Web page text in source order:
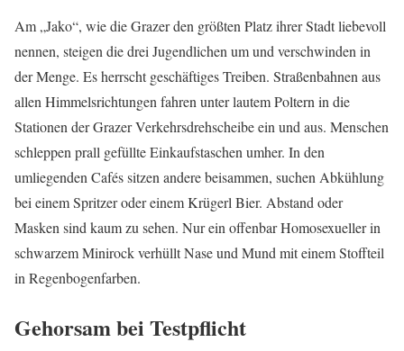
Am „Jako“, wie die Grazer den größten Platz ihrer Stadt liebevoll
nennen, steigen die drei Jugendlichen um und verschwinden in
der Menge. Es herrscht geschäftiges Treiben. Straßenbahnen aus
allen Himmelsrichtungen fahren unter lautem Poltern in die
Stationen der Grazer Verkehrsdrehscheibe ein und aus. Menschen
schleppen prall gefüllte Einkaufstaschen umher. In den
umliegenden Cafés sitzen andere beisammen, suchen Abkühlung
bei einem Spritzer oder einem Krügerl Bier. Abstand oder
Masken sind kaum zu sehen. Nur ein offenbar Homosexueller in
schwarzem Minirock verhüllt Nase und Mund mit einem Stoffteil
in Regenbogenfarben.
Gehorsam bei Testpflicht